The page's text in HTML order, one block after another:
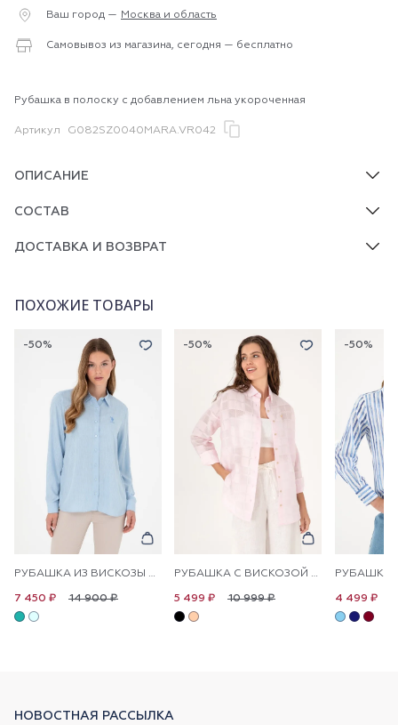
Ваш город — Москва и область
Самовывоз из магазина, сегодня — бесплатно
Рубашка в полоску с добавлением льна укороченная
Артикул G082SZ0040MARA.VR042
ОПИСАНИЕ
СОСТАВ
ДОСТАВКА И ВОЗВРАТ
ПОХОЖИЕ ТОВАРЫ
-50%
РУБАШКА ИЗ ВИСКОЗЫ ПРЯМОГО КРОЯ
14 900 ₽
7 450 ₽
-50%
РУБАШКА С ВИСКОЗОЙ СВОБОДНАЯ
10 999 ₽
5 499 ₽
-50%
4 499 ₽
НОВОСТНАЯ РАССЫЛКА